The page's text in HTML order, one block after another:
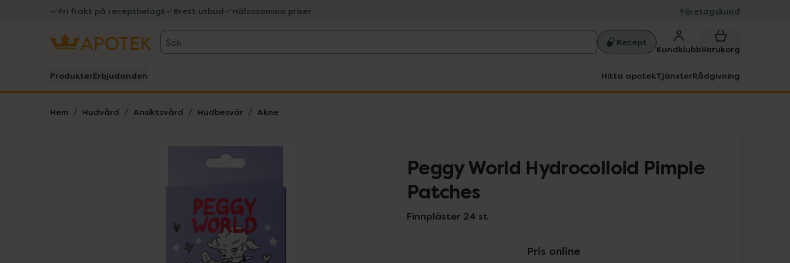
Fri frakt på receptbelagt Brett utbud Hälsosamma priser Företagskund
Sök Recept
KundklubbVarukorg
ProdukterErbjudanden Hitta apotekTjänsterRådgivning
Hem Hudvård Ansiktsvård Hudbesvär Akne
Lista: . Innehåller 5 objekt.
Peggy World Hydrocolloid Pimple
Patches
Finnplåster 24 st
Pris online